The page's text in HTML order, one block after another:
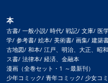
本
古書/ 一般小説/ 時代/ 戦記/ 文庫/ 医
学/ 参考書/ 絵本/ 美術書/ 画集/ 建築
古地図/ 和本/ 江戸、明治、大正、昭
ス書/ 法律本/ 経済、金融本
漫画（全巻セット・1 ～最新刊）
少年コミック/ 青年コミック/ 少女コ